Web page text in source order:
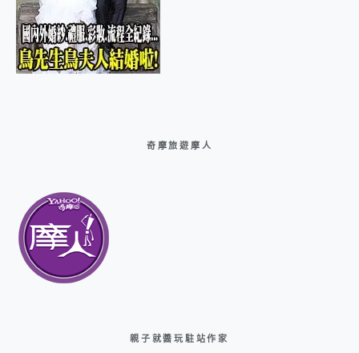
奇摩旅遊摩人
親子就醬玩駐站作家